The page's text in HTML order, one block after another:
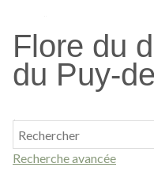
contenu
principal
Flore du
du Puy-
Recherche avancée